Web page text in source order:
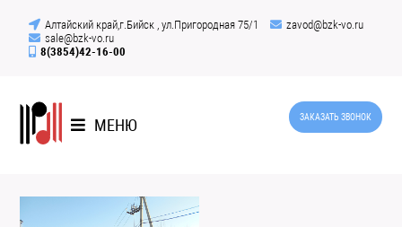
Алтайский край,г.Бийск , ул.Пригородная 75/1
zavod@bzk-vo.ru
sale@bzk-vo.ru
8(3854)42-16-00
МЕНЮ ЗАКАЗАТЬ ЗВОНОК